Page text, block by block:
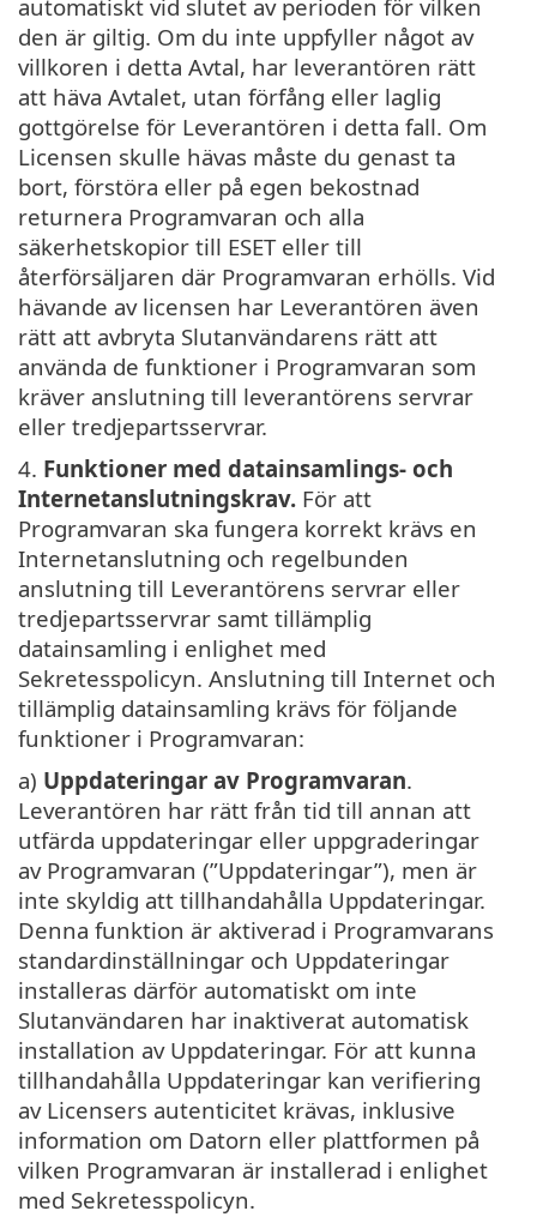
automatiskt vid slutet av perioden för vilken
den är giltig. Om du inte uppfyller något av
villkoren i detta Avtal, har leverantören rätt
att häva Avtalet, utan förfång eller laglig
gottgörelse för Leverantören i detta fall. Om
Licensen skulle hävas måste du genast ta
bort, förstöra eller på egen bekostnad
returnera Programvaran och alla
säkerhetskopior till ESET eller till
återförsäljaren där Programvaran erhölls. Vid
hävande av licensen har Leverantören även
rätt att avbryta Slutanvändarens rätt att
använda de funktioner i Programvaran som
kräver anslutning till leverantörens servrar
eller tredjepartsservrar.
4. Funktioner med datainsamlings- och
Internetanslutningskrav. För att
Programvaran ska fungera korrekt krävs en
Internetanslutning och regelbunden
anslutning till Leverantörens servrar eller
tredjepartsservrar samt tillämplig
datainsamling i enlighet med
Sekretesspolicyn. Anslutning till Internet och
tillämplig datainsamling krävs för följande
funktioner i Programvaran:
a) Uppdateringar av Programvaran.
Leverantören har rätt från tid till annan att
utfärda uppdateringar eller uppgraderingar
av Programvaran (”Uppdateringar”), men är
inte skyldig att tillhandahålla Uppdateringar.
Denna funktion är aktiverad i Programvarans
standardinställningar och Uppdateringar
installeras därför automatiskt om inte
Slutanvändaren har inaktiverat automatisk
installation av Uppdateringar. För att kunna
tillhandahålla Uppdateringar kan verifiering
av Licensers autenticitet krävas, inklusive
information om Datorn eller plattformen på
vilken Programvaran är installerad i enlighet
med Sekretesspolicyn.